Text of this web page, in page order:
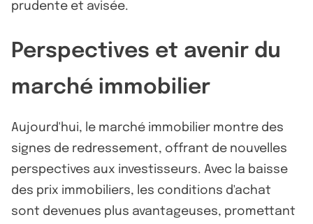
prudente et avisée.
Perspectives et avenir du
marché immobilier
Aujourd'hui, le marché immobilier montre des
signes de redressement, offrant de nouvelles
perspectives aux investisseurs. Avec la baisse
des prix immobiliers, les conditions d'achat
sont devenues plus avantageuses, promettant